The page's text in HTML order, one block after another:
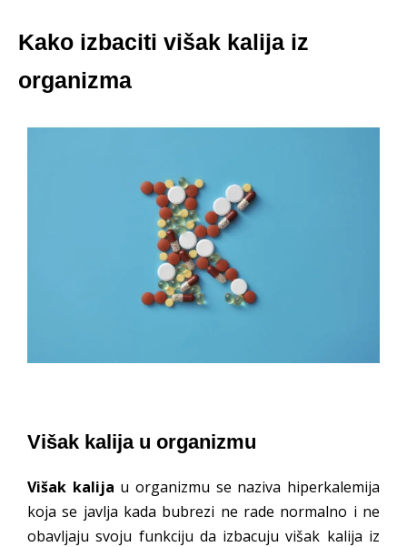
Kako izbaciti višak kalija iz
organizma
Višak kalija u organizmu
Višak kalija u organizmu se naziva hiperkalemija
koja se javlja kada bubrezi ne rade normalno i ne
obavljaju svoju funkciju da izbacuju višak kalija iz